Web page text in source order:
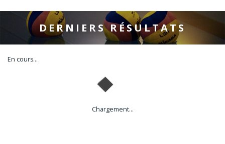
DERNIERS RÉSULTATS
En cours...
Chargement...